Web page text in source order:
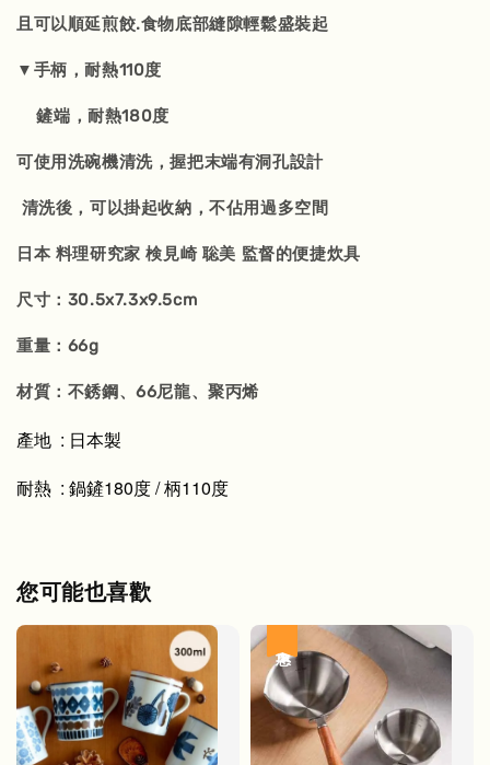
且可以順延煎餃.食物底部縫隙輕鬆盛裝起
▼手柄，耐熱110度
鏟端，耐熱180度
可使用洗碗機清洗，握把末端有洞孔設計
清洗後，可以掛起收納，不佔用過多空間
日本 料理研究家 検見崎 聡美 監督的便捷炊具
尺寸：30.5x7.3x9.5cm
重量：66g
材質：不銹鋼、66尼龍、聚丙烯
產地 : 日本製
耐熱 : 鍋鏟180度 / 柄110度
您可能也喜歡